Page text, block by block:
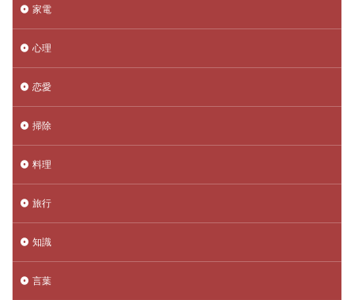
家電
心理
恋愛
掃除
料理
旅行
知識
言葉